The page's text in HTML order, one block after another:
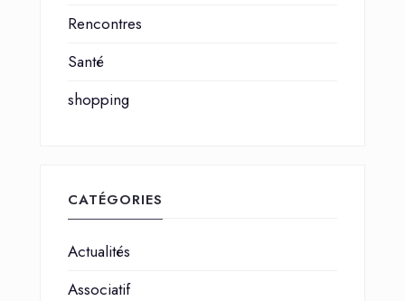
Rencontres
Santé
shopping
CATÉGORIES
Actualités
Associatif